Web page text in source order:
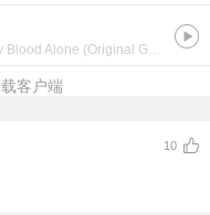
(Original Game Soundtrack)
客户端
10